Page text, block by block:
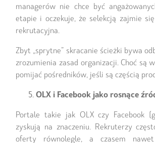
managerów nie chce być
etapie i oczekuje, że selekcją zajmie
rekrutacyjna.
Zbyt „sprytne” skracanie ścieżki bywa
zrozumienia zasad organizacji. Choć są
pomijać pośredników, jeśli są częścią
OLX i Facebook jako rosnące
Portale takie jak OLX czy Facebook
zyskują na znaczeniu. Rekruterzy
oferty równolegle, a czasem